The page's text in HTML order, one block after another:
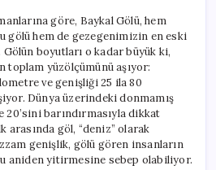
göre, Baykal Gölü, hem
gölü hem de gezegenimizin en eski
boyutları o kadar büyük ki,
toplam yüzölçümünü aşıyor:
ve genişliği 25 ila 80
Dünya üzerindeki donmamış
20’sini barındırmasıyla dikkat
arasında göl, “deniz” olarak
genişlik, gölü gören insanların
aniden yitirmesine sebep olabiliyor.